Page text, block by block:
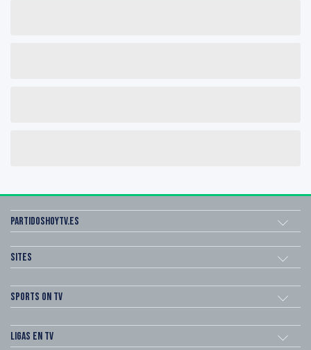
Partidoshoytv.es
Sites
Sports on TV
Ligas en TV